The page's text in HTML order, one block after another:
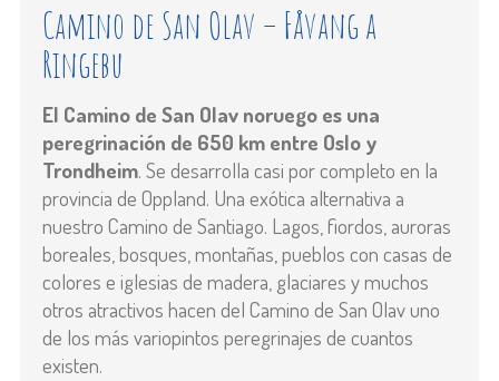
Camino de San Olav – Fåvang a
Ringebu
El Camino de San Olav noruego es una
peregrinación de 650 km entre Oslo y
Trondheim. Se desarrolla casi por completo en la
provincia de Oppland. Una exótica alternativa a
nuestro Camino de Santiago. Lagos, fiordos, auroras
boreales, bosques, montañas, pueblos con casas de
colores e iglesias de madera, glaciares y muchos
otros atractivos hacen del Camino de San Olav uno
de los más variopintos peregrinajes de cuantos
existen.